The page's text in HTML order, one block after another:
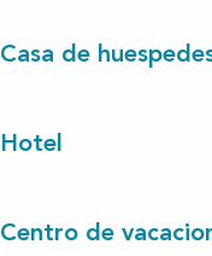
Casa de
Hotel
Centro de